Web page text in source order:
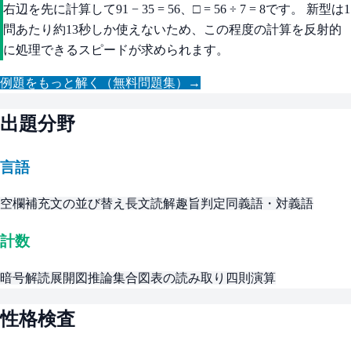
右辺を先に計算して91 − 35 = 56、□ = 56 ÷ 7 = 8です。 新型は1
問あたり約13秒しか使えないため、この程度の計算を反射的
に処理できるスピードが求められます。
例題をもっと解く（無料問題集）→
出題分野
言語
空欄補充文の並び替え 長文読解趣旨判定同義語・対義語
計数
暗号解読展開図推論集合図表の読み取り 四則演算
性格検査